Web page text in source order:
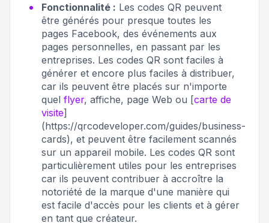
Fonctionnalité : Les codes QR peuvent
être générés pour presque toutes les
pages Facebook, des événements aux
pages personnelles, en passant par les
entreprises. Les codes QR sont faciles à
générer et encore plus faciles à distribuer,
car ils peuvent être placés sur n'importe
quel flyer, affiche, page Web ou [carte de
visite]
(https://qrcodeveloper.com/guides/business-
cards), et peuvent être facilement scannés
sur un appareil mobile. Les codes QR sont
particulièrement utiles pour les entreprises
car ils peuvent contribuer à accroître la
notoriété de la marque d'une manière qui
est facile d'accès pour les clients et à gérer
en tant que créateur.